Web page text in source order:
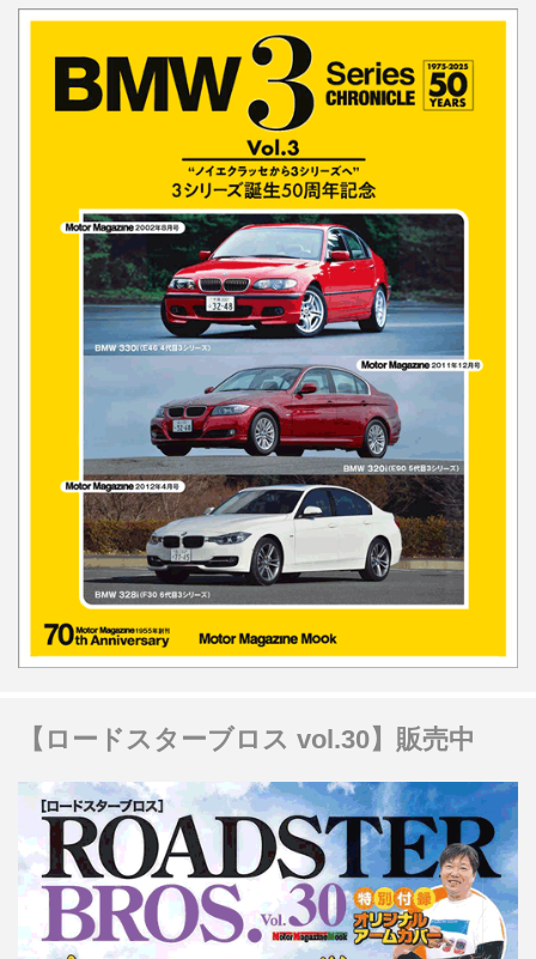
【ロードスターブロス vol.30】販売中